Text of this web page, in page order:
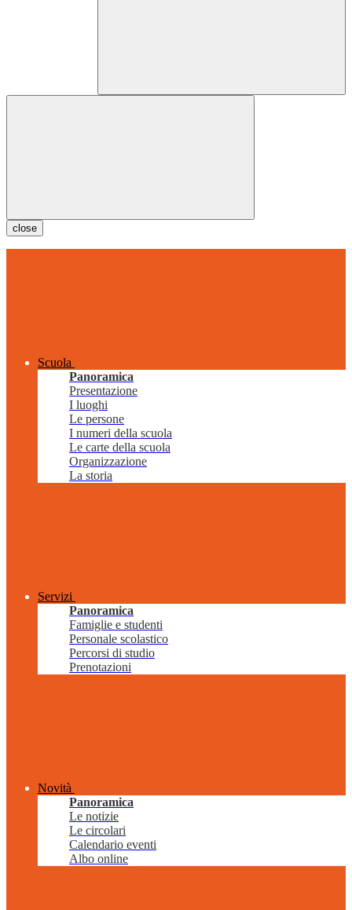
close
Scuola
Panoramica
Presentazione
I luoghi
Le persone
I numeri della scuola
Le carte della scuola
Organizzazione
La storia
Servizi
Panoramica
Famiglie e studenti
Personale scolastico
Percorsi di studio
Prenotazioni
Novità
Panoramica
Le notizie
Le circolari
Calendario eventi
Albo online